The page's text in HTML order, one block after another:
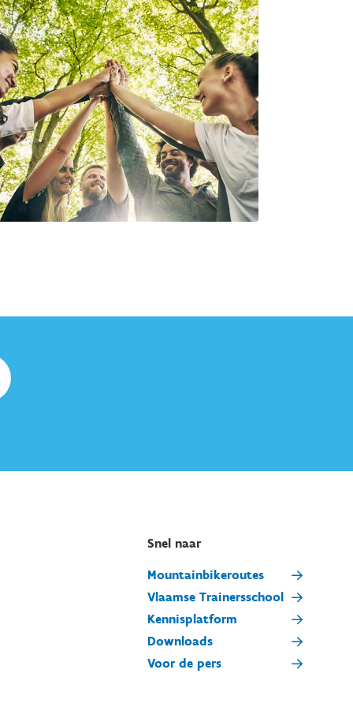
Snel naar
Mountainbikeroutes
Vlaamse Trainersschool
Kennisplatform
Downloads
Voor de pers